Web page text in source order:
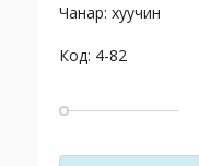
Чанар: хуучин
Код: 4-82